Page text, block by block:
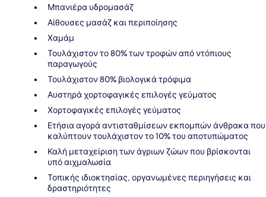
Μπανιέρα υδρομασάζ
Αίθουσες μασάζ και περιποίησης
Χαμάμ
Τουλάχιστον το 80% των τροφών από ντόπιους
παραγωγούς
Τουλάχιστον 80% βιολογικά τρόφιμα
Αυστηρά χορτοφαγικές επιλογές γεύματος
Χορτοφαγικές επιλογές γεύματος
Ετήσια αγορά αντισταθμίσεων εκπομπών άνθρακα που
καλύπτουν τουλάχιστον το 10% του αποτυπώματος
Καλή μεταχείριση των άγριων ζώων που βρίσκονται
υπό αιχμαλωσία
Τοπικής ιδιοκτησίας, οργανωμένες περιηγήσεις και
δραστηριότητες